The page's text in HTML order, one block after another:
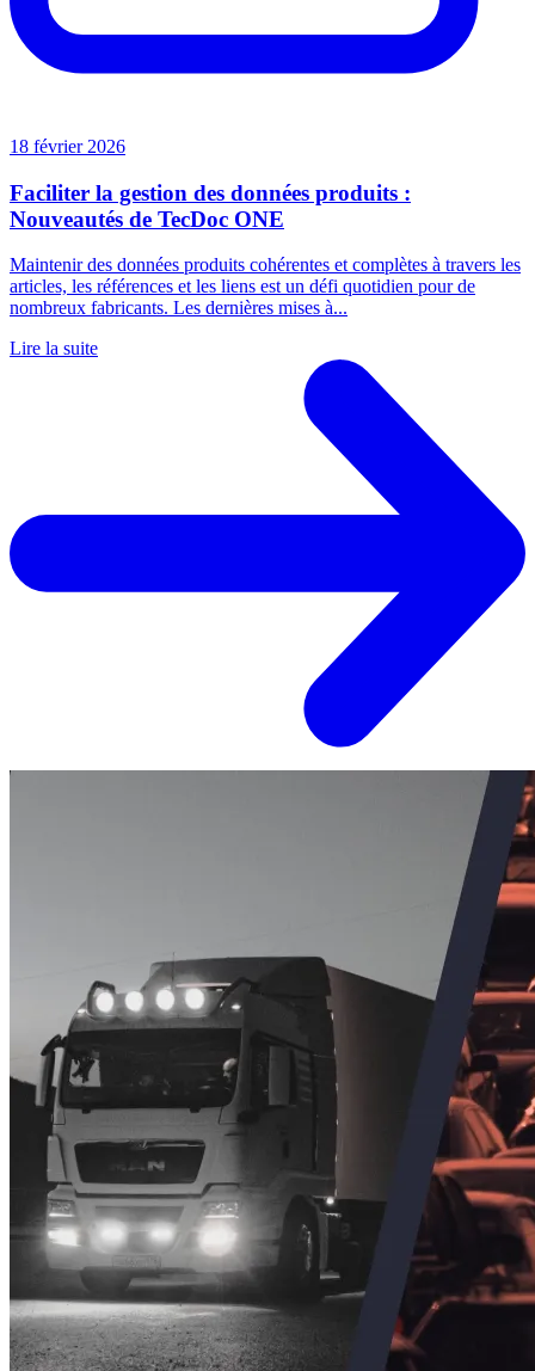
18 février 2026
Faciliter la gestion des données produits :
Nouveautés de TecDoc ONE
Maintenir des données produits cohérentes et complètes à travers les
articles, les références et les liens est un défi quotidien pour de
nombreux fabricants. Les dernières mises à...
Lire la suite